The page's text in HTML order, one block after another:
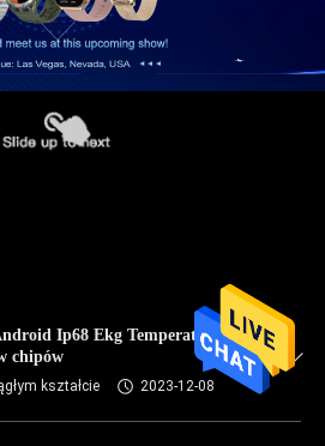
Ip68 Ekg Temperatura
chipów
kształcie 2023-12-08